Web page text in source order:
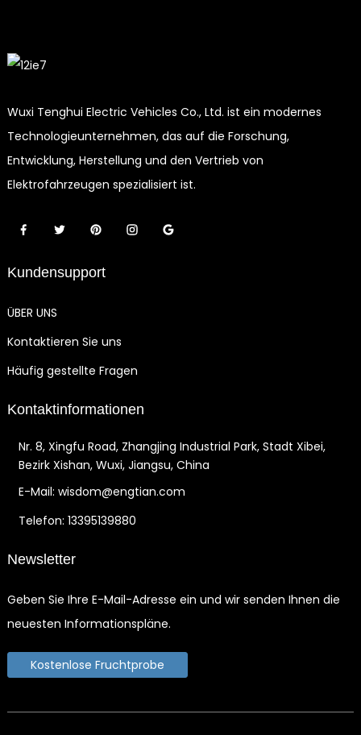
Wuxi Tenghui Electric Vehicles Co., Ltd. ist ein modernes
Technologieunternehmen, das auf die Forschung,
Entwicklung, Herstellung und den Vertrieb von
Elektrofahrzeugen spezialisiert ist.
Kundensupport
ÜBER UNS
Kontaktieren Sie uns
Häufig gestellte Fragen
Kontaktinformationen
Nr. 8, Xingfu Road, Zhangjing Industrial Park, Stadt Xibei,
Bezirk Xishan, Wuxi, Jiangsu, China
E-Mail: wisdom@engtian.com
Telefon: 13395139880
Newsletter
Geben Sie Ihre E-Mail-Adresse ein und wir senden Ihnen die
neuesten Informationspläne.
Kostenlose Fruchtprobe